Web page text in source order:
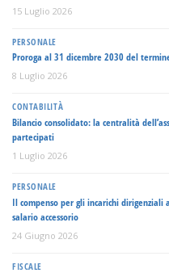
15 Luglio 2026
PERSONALE
Proroga al 31 dicembre 2030 del
8 Luglio 2026
CONTABILITÀ
Bilancio consolidato: la centralità
partecipati
1 Luglio 2026
PERSONALE
Il compenso per gli incarichi
salario accessorio
24 Giugno 2026
FISCALE